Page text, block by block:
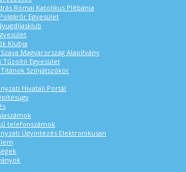
Római Katolikus Plébánia
Egyesület
Klubja
Magyarország Alapítvány
Tűzoltó Egyesület
Színjátszókör
Hivatali Portál
telefonszámok
Ügyintézés Elektronikusan